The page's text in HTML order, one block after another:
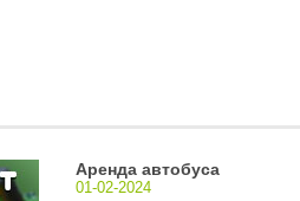
Аренда автобуса
01-02-2024